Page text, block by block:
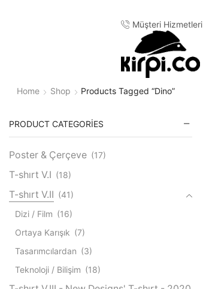
Müşteri Hizmetleri
Home Shop Products Tagged “dino”
PRODUCT CATEGORIES
Poster & Çerçeve (17)
T-shırt V.I (18)
T-shırt V.II (41)
Dizi / Film (16)
Ortaya Karışık (7)
Tasarımcılardan (3)
Teknoloji / Bilişim (18)